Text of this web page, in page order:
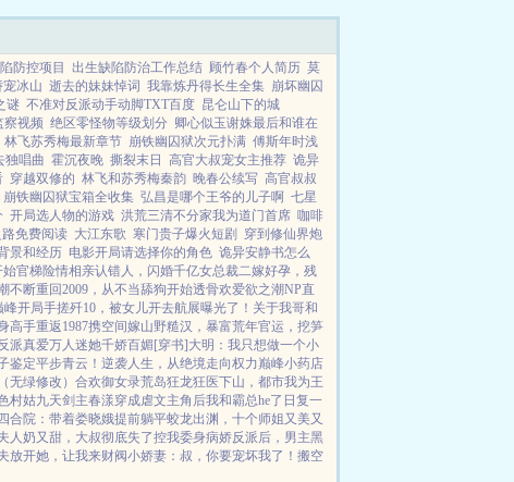
防控项目 出生缺陷防治工作总结 顾竹春个人简历 莫
宠冰山 逝去的妹妹悼词 我靠炼丹得长生全集 崩坏幽囚
谜 不准对反派动手动脚TXT百度 昆仑山下的城
察视频 绝区零怪物等级划分 卿心似玉谢姝最后和谁在
林飞苏秀梅最新章节 崩铁幽囚狱次元扑满 傅斯年时浅
独唱曲 霍沉夜晚 撕裂末日 高官大叔宠女主推荐 诡异
穿越双修的 林飞和苏秀梅秦韵 晚春公续写 高官叔叔
崩铁幽囚狱宝箱全收集 弘昌是哪个王爷的儿子啊 七星
开局选人物的游戏 洪荒三清不分家我为道门首席 咖啡
免费阅读 大江东歌 寒门贵子爆火短剧
穿到修仙界炮
景和经历 电影开局请选择你的角色 诡异安静书怎么
始官梯险情相亲认错人，闪婚千亿女总裁二嫁好孕，残
不断重回2009，从不当舔狗开始透骨欢爱欲之潮NP直
峰开局手搓歼10，被女儿开去航展曝光了！ 关于我哥和
高手重返1987携空间嫁山野糙汉，暴富荒年官运，挖笋
派真爱万人迷她千娇百媚[穿书] 大明：我只想做一个小
鉴定平步青云！ 逆袭人生，从绝境走向权力巅峰小药店
无绿修改） 合欢御女录荒岛狂龙狂医下山，都市我为王
村姑九天剑主春漾穿成虐文主角后我和霸总he了 日复一
四合院：带着娄晓娥提前躺平蛟龙出渊，十个师姐又美又
人奶又甜，大叔彻底失了控我委身病娇反派后，男主黑
放开她，让我来财阀小娇妻：叔，你要宠坏我了！ 搬空